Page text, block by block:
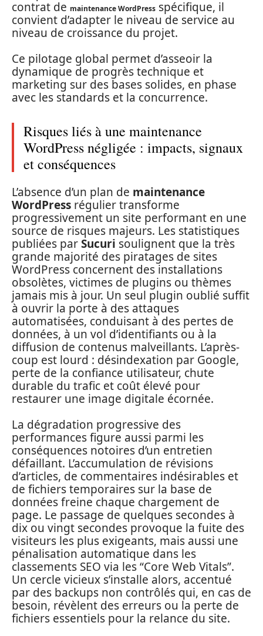
contrat de maintenance WordPress spécifique, il
convient d’adapter le niveau de service au
niveau de croissance du projet.
Ce pilotage global permet d’asseoir la
dynamique de progrès technique et
marketing sur des bases solides, en phase
avec les standards et la concurrence.
Risques liés à une maintenance
WordPress négligée : impacts, signaux
et conséquences
L’absence d’un plan de maintenance
WordPress régulier transforme
progressivement un site performant en une
source de risques majeurs. Les statistiques
publiées parSucuri soulignent que la très
grande majorité des piratages de sites
WordPress concernent des installations
obsolètes, victimes de plugins ou thèmes
jamais mis à jour. Un seul plugin oublié suffit
à ouvrir la porte à des attaques
automatisées, conduisant à des pertes de
données, à un vol d’identifiants ou à la
diffusion de contenus malveillants. L’après-
coup est lourd : désindexation par Google,
perte de la confiance utilisateur, chute
durable du trafic et coût élevé pour
restaurer une image digitale écornée.
La dégradation progressive des
performances figure aussi parmi les
conséquences notoires d’un entretien
défaillant. L’accumulation de révisions
d’articles, de commentaires indésirables et
de fichiers temporaires sur la base de
données freine chaque chargement de
page. Le passage de quelques secondes à
dix ou vingt secondes provoque la fuite des
visiteurs les plus exigeants, mais aussi une
pénalisation automatique dans les
classements SEO via les “Core Web Vitals”.
Un cercle vicieux s’installe alors, accentué
par des backups non contrôlés qui, en cas de
besoin, révèlent des erreurs ou la perte de
fichiers essentiels pour la relance du site.